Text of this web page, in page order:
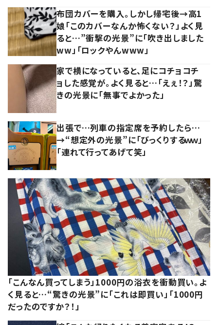
布団カバーを購入。しかし帰宅後→高1
娘「このカバーなんか怖くない？」よく見
ると…”衝撃の光景”に「吹き出しました
ww」「ロックやんwww」
家で横になっていると、足にコチョコチ
ョした感覚が。よく見ると…「えぇ！？」驚
きの光景に「無事でよかった」
出張で…列車の指定席を予約したら…
→“想定外の光景”に「びっくりするｗｗ」
「連れて行ってあげて笑」
「こんなん買ってしまう」1000円の浴衣を衝動買い。よ
く見ると…“驚きの光景”に「これは即買い」「1000円
だったのですか？！」